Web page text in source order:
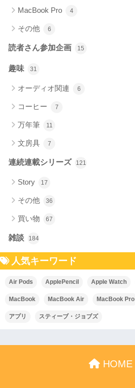
MacBook Pro 4
その他 6
読者さん参加企画 15
趣味 31
オーディオ関連 6
コーヒー 7
万年筆 11
文房具 7
連続連載シリーズ 121
Story 17
その他 36
買い物 67
雑談 184
人気キーワード
Air Pods ApplePencil Apple Watch
MacBook MacBook Air MacBook Pro
アプリ スティーブ・ジョブズ
HOME